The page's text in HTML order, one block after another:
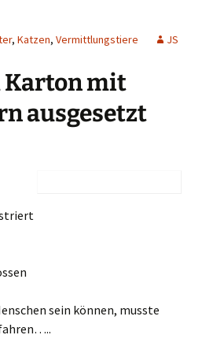
, Katzen, Vermittlungstiere JS
Karton mit
ausgesetzt
sein können, musste